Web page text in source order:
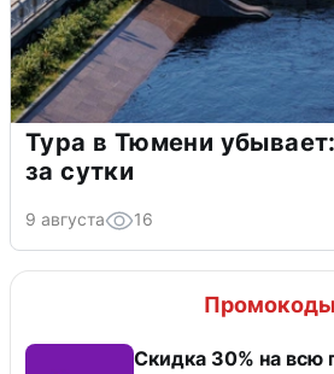
Тура в Тюмени
за сутки
9 августа 16
Промокоды
Скидка 30% на всю